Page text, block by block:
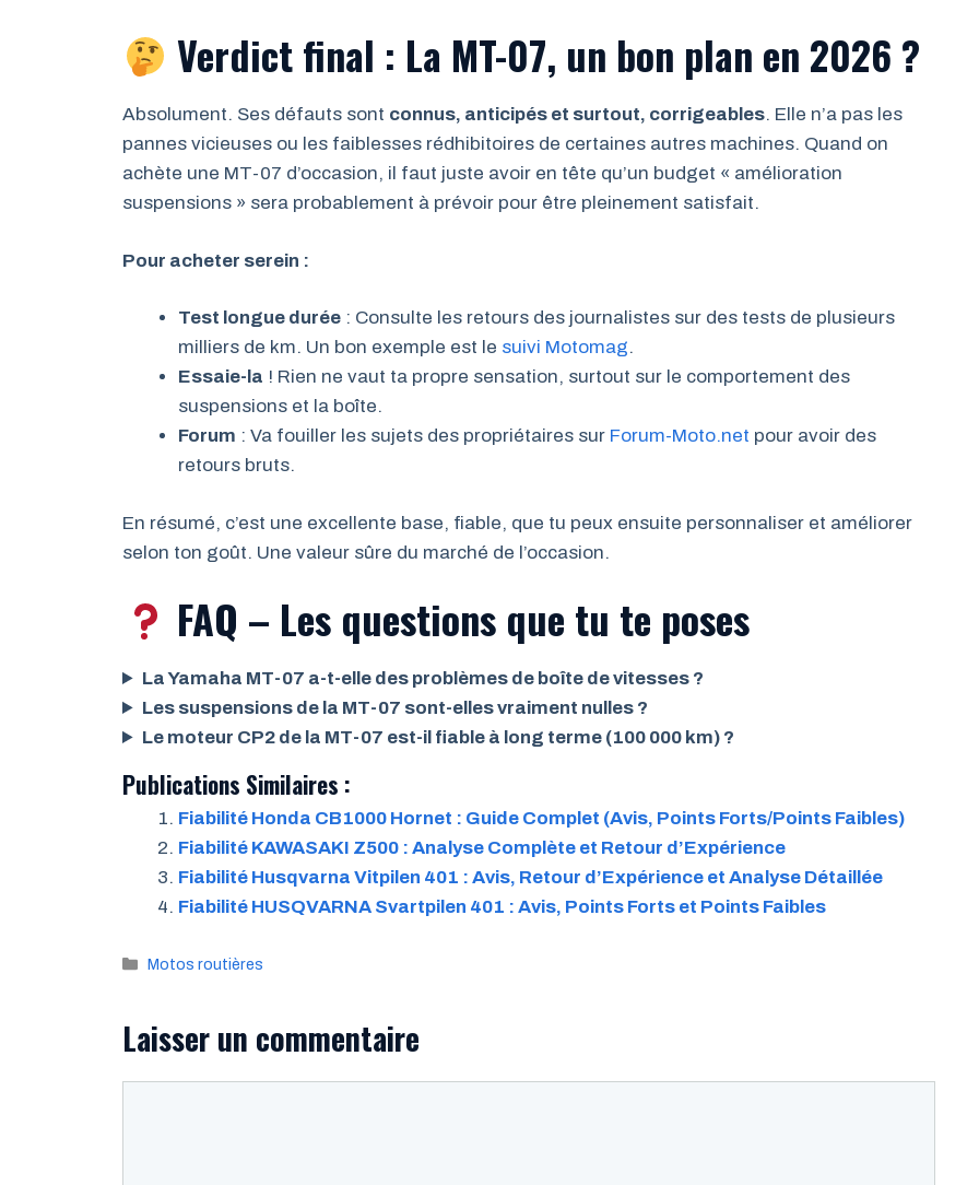
Verdict final : La MT-07, un bon plan en 2026 ?
Absolument. Ses défauts sont connus, anticipés et surtout, corrigeables. Elle n’a pas les
pannes vicieuses ou les faiblesses rédhibitoires de certaines autres machines. Quand on
achète une MT-07 d’occasion, il faut juste avoir en tête qu’un budget « amélioration
suspensions » sera probablement à prévoir pour être pleinement satisfait.
Pour acheter serein :
Test longue durée : Consulte les retours des journalistes sur des tests de plusieurs
milliers de km. Un bon exemple est le suivi Motomag.
Essaie-la ! Rien ne vaut ta propre sensation, surtout sur le comportement des
suspensions et la boîte.
Forum : Va fouiller les sujets des propriétaires sur Forum-Moto.net pour avoir des
retours bruts.
En résumé, c’est une excellente base, fiable, que tu peux ensuite personnaliser et améliorer
selon ton goût. Une valeur sûre du marché de l’occasion.
FAQ – Les questions que tu te poses
La Yamaha MT-07 a-t-elle des problèmes de boîte de vitesses ?
Les suspensions de la MT-07 sont-elles vraiment nulles ?
Le moteur CP2 de la MT-07 est-il fiable à long terme (100 000 km) ?
Publications Similaires :
Fiabilité Honda CB1000 Hornet : Guide Complet (Avis, Points Forts/Points Faibles)
Fiabilité KAWASAKI Z500 : Analyse Complète et Retour d’Expérience
Fiabilité Husqvarna Vitpilen 401 : Avis, Retour d’Expérience et Analyse Détaillée
Fiabilité HUSQVARNA Svartpilen 401 : Avis, Points Forts et Points Faibles
Catégories
Motos routières
Laisser un commentaire